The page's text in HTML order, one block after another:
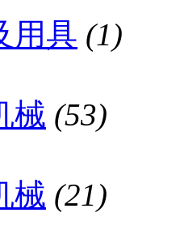
用具 (1)
械 (53)
械 (21)